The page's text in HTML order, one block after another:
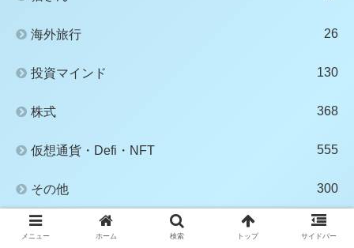
海外旅行 26
投資マインド 130
株式 368
仮想通貨・Defi・NFT 555
その他 300
映画・アニメの考察 14
メニュー ホーム 検索 トップ サイドバー